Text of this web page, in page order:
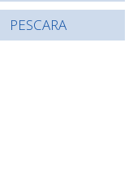
PESCARA